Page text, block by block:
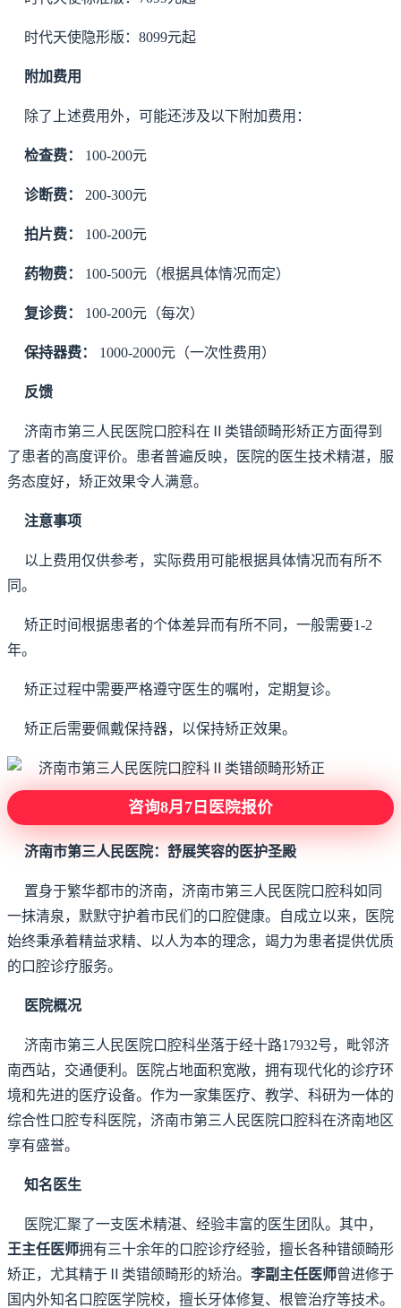
时代天使隐形版：8099元起
附加费用
除了上述费用外，可能还涉及以下附加费用：
检查费： 100-200元
诊断费： 200-300元
拍片费： 100-200元
药物费： 100-500元（根据具体情况而定）
复诊费： 100-200元（每次）
保持器费： 1000-2000元（一次性费用）
反馈
济南市第三人民医院口腔科在Ⅱ类错颌畸形矫正方面得到
了患者的高度评价。患者普遍反映，医院的医生技术精湛，服
务态度好，矫正效果令人满意。
注意事项
以上费用仅供参考，实际费用可能根据具体情况而有所不
同。
矫正时间根据患者的个体差异而有所不同，一般需要1-2
年。
矫正过程中需要严格遵守医生的嘱咐，定期复诊。
矫正后需要佩戴保持器，以保持矫正效果。
咨询8月7日医院报价
济南市第三人民医院：舒展笑容的医护圣殿
置身于繁华都市的济南，济南市第三人民医院口腔科如同
一抹清泉，默默守护着市民们的口腔健康。自成立以来，医院
始终秉承着精益求精、以人为本的理念，竭力为患者提供优质
的口腔诊疗服务。
医院概况
济南市第三人民医院口腔科坐落于经十路17932号，毗邻济
南西站，交通便利。医院占地面积宽敞，拥有现代化的诊疗环
境和先进的医疗设备。作为一家集医疗、教学、科研为一体的
综合性口腔专科医院，济南市第三人民医院口腔科在济南地区
享有盛誉。
知名医生
医院汇聚了一支医术精湛、经验丰富的医生团队。其中，
王主任医师拥有三十余年的口腔诊疗经验，擅长各种错颌畸形
矫正，尤其精于Ⅱ类错颌畸形的矫治。 李副主任医师曾进修于
国内外知名口腔医学院校，擅长牙体修复、根管治疗等技术。